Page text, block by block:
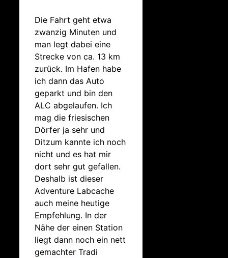
Die Fahrt geht etwa
zwanzig Minuten und
man legt dabei eine
Strecke von ca. 13 km
zurück. Im Hafen habe
ich dann das Auto
geparkt und bin den
ALC abgelaufen. Ich
mag die friesischen
Dörfer ja sehr und
Ditzum kannte ich noch
nicht und es hat mir
dort sehr gut gefallen.
Deshalb ist dieser
Adventure Labcache
auch meine heutige
Empfehlung. In der
Nähe der einen Station
liegt dann noch ein nett
gemachter Tradi